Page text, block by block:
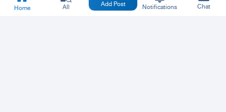
Home All Add Post Notifications Chat